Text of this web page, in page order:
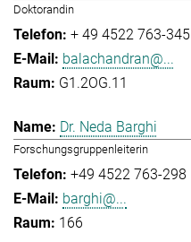
Doktorandin
+ 49 4522 763-345
balachandran@...
G1.2OG.11
Dr. Neda Barghi
Forschungsgruppenleiterin
+49 4522 763-298
barghi@...
166